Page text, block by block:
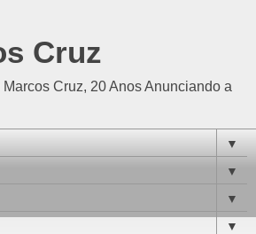
Cruz
Cruz, 20 Anos Anunciando a
▼
▼
▼
▼